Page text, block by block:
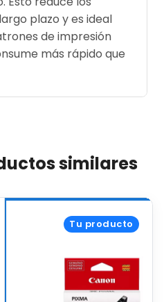
plazo y es ideal
de impresión
más rápido que
similares
Tu producto